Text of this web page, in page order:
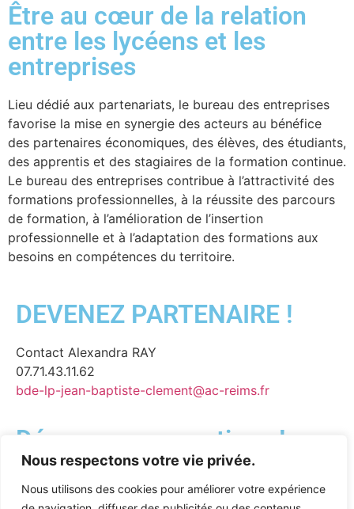
Nous respectons votre vie privée.
Nous utilisons des cookies pour améliorer votre expérience
Être au cœur de la relation
entre les lycéens et les
entreprises
Lieu dédié aux partenariats, le bureau des entreprises
favorise la mise en synergie des acteurs au bénéfice
des partenaires économiques, des élèves, des étudiants,
des apprentis et des stagiaires de la formation continue.
Le bureau des entreprises contribue à l’attractivité des
formations professionnelles, à la réussite des parcours
de formation, à l’amélioration de l’insertion
professionnelle et à l’adaptation des formations aux
besoins en compétences du territoire.
DEVENEZ PARTENAIRE !
Contact Alexandra RAY
07.71.43.11.62
bde-lp-jean-baptiste-clement@ac-reims.fr
Découvrez nos actions !